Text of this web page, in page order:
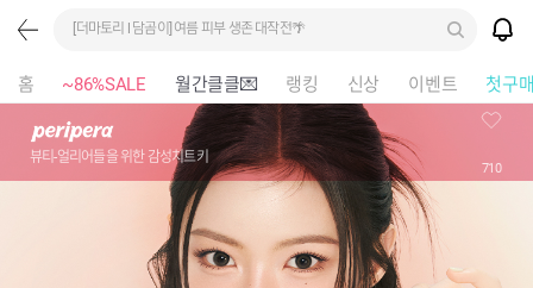
[더마토리 l 담곰이] 여름 피부 생존 대작전🌴
홈 ~86%SALE 월간클클💌 랭킹 신상 이벤트 첫구
뷰티-얼리어들을 위한 감성치트키
710